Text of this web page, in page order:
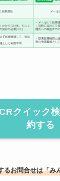
クイック
約する
お問合せは「み